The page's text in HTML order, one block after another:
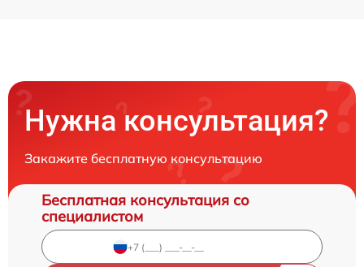
Нужна консультация?
Закажите бесплатную консультацию
Бесплатная консультация со
специалистом